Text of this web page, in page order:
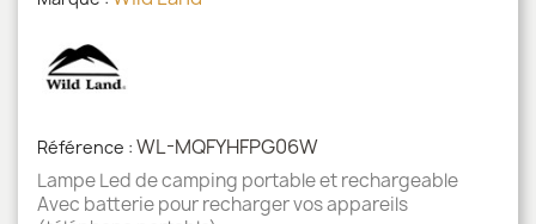
Référence : WL-MQFYHFPG06W
Lampe Led de camping portable et rechargeable
Avec batterie pour recharger vos appareils